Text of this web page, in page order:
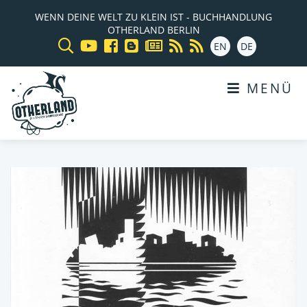
WENN DEINE WELT ZU KLEIN IST - BUCHHANDLUNG
OTHERLAND BERLIN
EN
DE
MENÜ